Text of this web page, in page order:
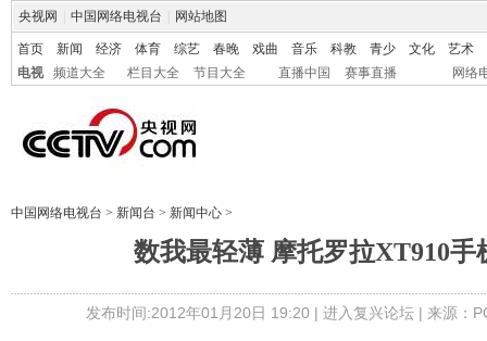
央视网 中国网络电视台 网站地图
首页 新闻 经济 体育 综艺 春晚 戏曲 音乐 科教 青少 文化
艺术
电视
频道大全 栏目大全 节目大全 直播中国 赛事直播 网络
中国网络电视台 > 新闻台 > 新闻中心 >
数我最轻薄 摩托罗拉XT910手
发布时间:2012年01月20日 19:20 | 进入复兴论坛 | 来源：